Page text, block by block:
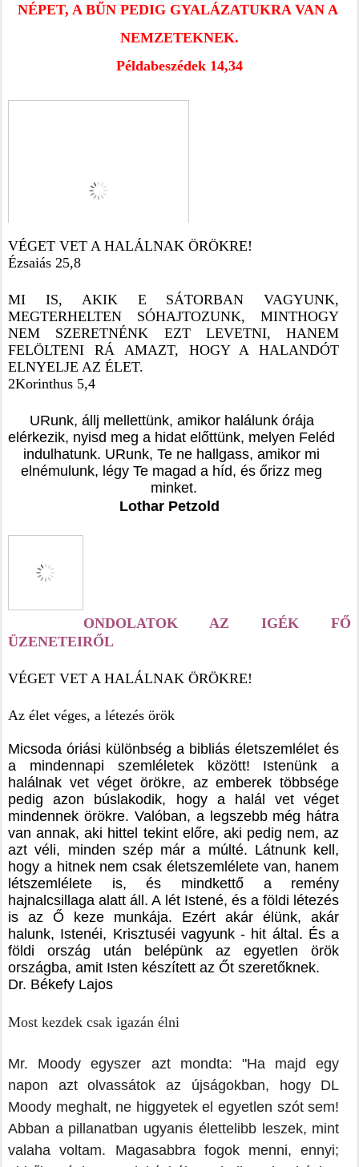
NÉPET, A BŰN PEDIG GYALÁZATUKRA VAN A
NEMZETEKNEK.
Példabeszédek 14,34
VÉGET VET A HALÁLNAK ÖRÖKRE!
Ézsaiás 25,8
MI IS, AKIK E SÁTORBAN VAGYUNK,
MEGTERHELTEN SÓHAJTOZUNK, MINTHOGY
NEM SZERETNÉNK EZT LEVETNI, HANEM
FELÖLTENI RÁ AMAZT, HOGY A HALANDÓT
ELNYELJE AZ ÉLET.
2Korinthus 5,4
URunk, állj mellettünk, amikor halálunk órája
elérkezik, nyisd meg a hidat előttünk, melyen Feléd
indulhatunk. URunk, Te ne hallgass, amikor mi
elnémulunk, légy Te magad a híd, és őrizz meg
minket.
Lothar Petzold
ONDOLATOK AZ IGÉK FŐ
ÜZENETEIRŐL
VÉGET VET A HALÁLNAK ÖRÖKRE!
Az élet véges, a létezés örök
Micsoda óriási különbség a bibliás életszemlélet és
a mindennapi szemléletek között! Istenünk a
halálnak vet véget örökre, az emberek többsége
pedig azon búslakodik, hogy a halál vet véget
mindennek örökre. Valóban, a legszebb még hátra
van annak, aki hittel tekint előre, aki pedig nem, az
azt véli, minden szép már a múlté. Látnunk kell,
hogy a hitnek nem csak életszemlélete van, hanem
létszemlélete is, és mindkettő a remény
hajnalcsillaga alatt áll. A lét Istené, és a földi létezés
is az Ő keze munkája. Ezért akár élünk, akár
halunk, Istenéi, Krisztuséi vagyunk - hit által. És a
földi ország után belépünk az egyetlen örök
országba, amit Isten készített az Őt szeretőknek.
Dr. Békefy Lajos
Most kezdek csak igazán élni
Mr. Moody egyszer azt mondta: "Ha majd egy
napon azt olvassátok az újságokban, hogy DL
Moody meghalt, ne higgyetek el egyetlen szót sem!
Abban a pillanatban ugyanis élettelibb leszek, mint
valaha voltam. Magasabbra fogok menni, ennyi;